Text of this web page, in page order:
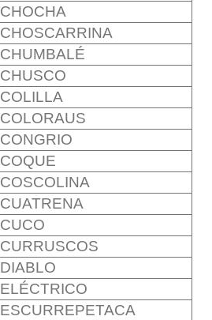
CHOCHA
CHOSCARRINA
CHUMBALÉ
CHUSCO
COLILLA
COLORAUS
CONGRIO
COQUE
COSCOLINA
CUATRENA
CUCO
CURRUSCOS
DIABLO
ELÉCTRICO
ESCURREPETACA